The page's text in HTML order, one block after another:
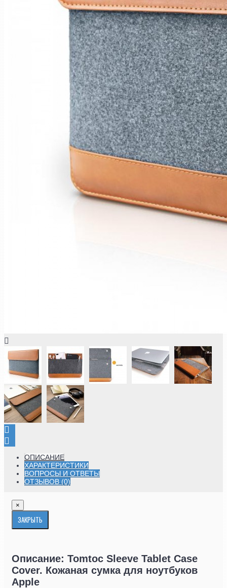
ОПИСАНИЕ
ХАРАКТЕРИСТИКИ
ВОПРОСЫ И ОТВЕТЫ
ОТЗЫВОВ (0)
×
ЗАКРЫТЬ
Описание: Tomtoc Sleeve Tablet Case
Cover. Кожаная сумка для ноутбуков
Apple